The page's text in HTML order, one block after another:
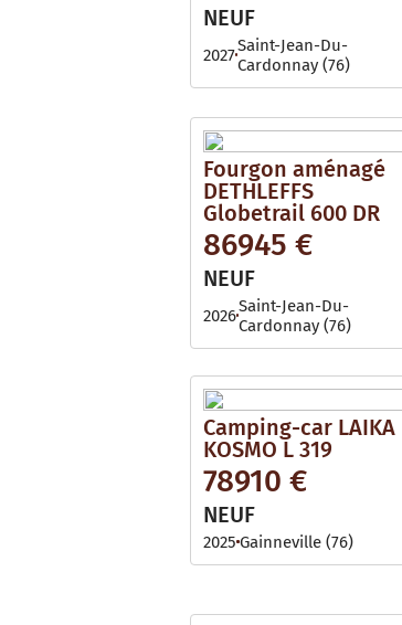
l
e
l
b
e
NEUF
2027Saint-Jean-Du-
Cardonnay (76)
Fourgon aménagé
DETHLEFFS
Globetrail 600 DR
86945 €
NEUF
2026Saint-Jean-Du-
Cardonnay (76)
Camping-car LAIKA
KOSMO L 319
78910 €
NEUF
2025 Gainneville (76)